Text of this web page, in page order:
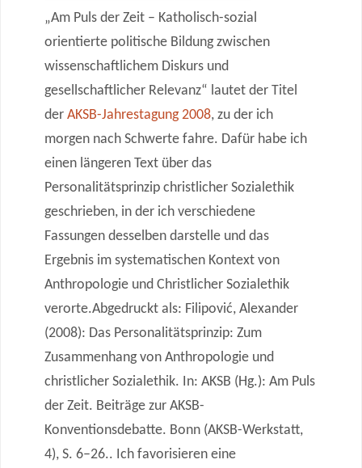
„Am Puls der Zeit – Katholisch-sozial
orientierte politische Bildung zwischen
wissenschaftlichem Diskurs und
gesellschaftlicher Relevanz“ lautet der Titel
der AKSB-Jahrestagung 2008, zu der ich
morgen nach Schwerte fahre. Dafür habe ich
einen längeren Text über das
Personalitätsprinzip christlicher Sozialethik
geschrieben, in der ich verschiedene
Fassungen desselben darstelle und das
Ergebnis im systematischen Kontext von
Anthropologie und Christlicher Sozialethik
verorte.Abgedruckt als: Filipović, Alexander
(2008): Das Personalitätsprinzip: Zum
Zusammenhang von Anthropologie und
christlicher Sozialethik. In: AKSB (Hg.): Am Puls
der Zeit. Beiträge zur AKSB-
Konventionsdebatte. Bonn (AKSB-Werkstatt,
4), S. 6–26.. Ich favorisieren eine